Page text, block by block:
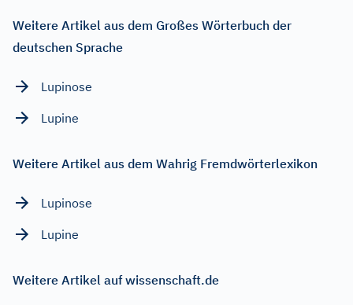
Weitere Artikel aus dem Großes Wörterbuch der
deutschen Sprache
Lupinose
Lupine
Weitere Artikel aus dem Wahrig Fremdwörterlexikon
Lupinose
Lupine
Weitere Artikel auf wissenschaft.de